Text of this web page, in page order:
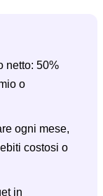
netto: 50%
o
ogni mese,
costosi o
in